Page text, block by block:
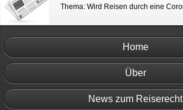
Home
Über
News zum Reiserecht